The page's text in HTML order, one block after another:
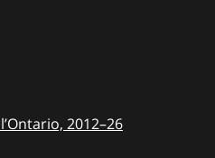
2012–26